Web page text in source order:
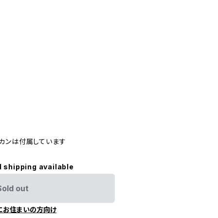
ンは付属しています
shipping available
out
お住まいの方向け